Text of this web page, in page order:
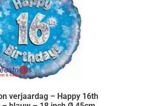
verjaardag – Happy 16th